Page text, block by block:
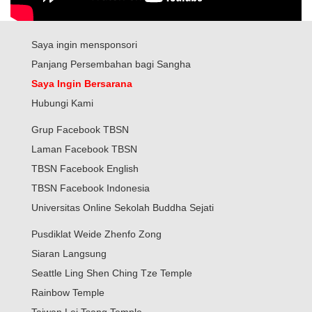
Saya ingin mensponsori
Panjang Persembahan bagi Sangha
Saya Ingin Bersarana
Hubungi Kami
Grup Facebook TBSN
Laman Facebook TBSN
TBSN Facebook English
TBSN Facebook Indonesia
Universitas Online Sekolah Buddha Sejati
Pusdiklat Weide Zhenfo Zong
Siaran Langsung
Seattle Ling Shen Ching Tze Temple
Rainbow Temple